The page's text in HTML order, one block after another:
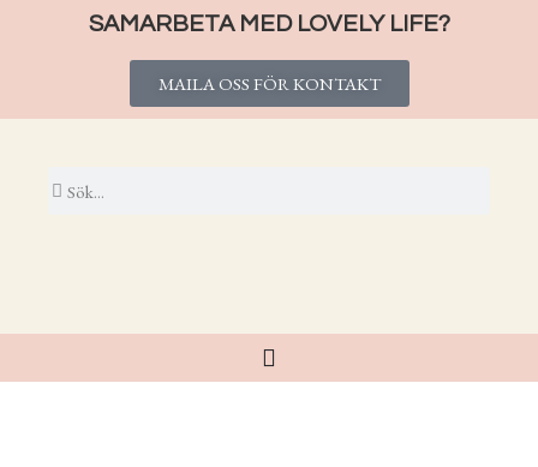
SAMARBETA MED LOVELY LIFE?
MAILA OSS FÖR KONTAKT